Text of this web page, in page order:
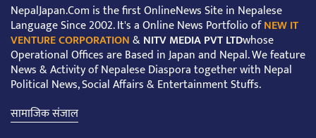
NepalJapan.Com is the first OnlineNews Site in Nepalese
Language Since 2002. It's a Online News Portfolio ofNEW IT
VENTURE CORPORATION&NITV MEDIA PVT LTDwhose
Operational Offices are Based in Japan and Nepal. We feature
News & Activity of Nepalese Diaspora together with Nepal
Political News, Social Affairs & Entertainment Stuffs.
सामाजिक संजाल